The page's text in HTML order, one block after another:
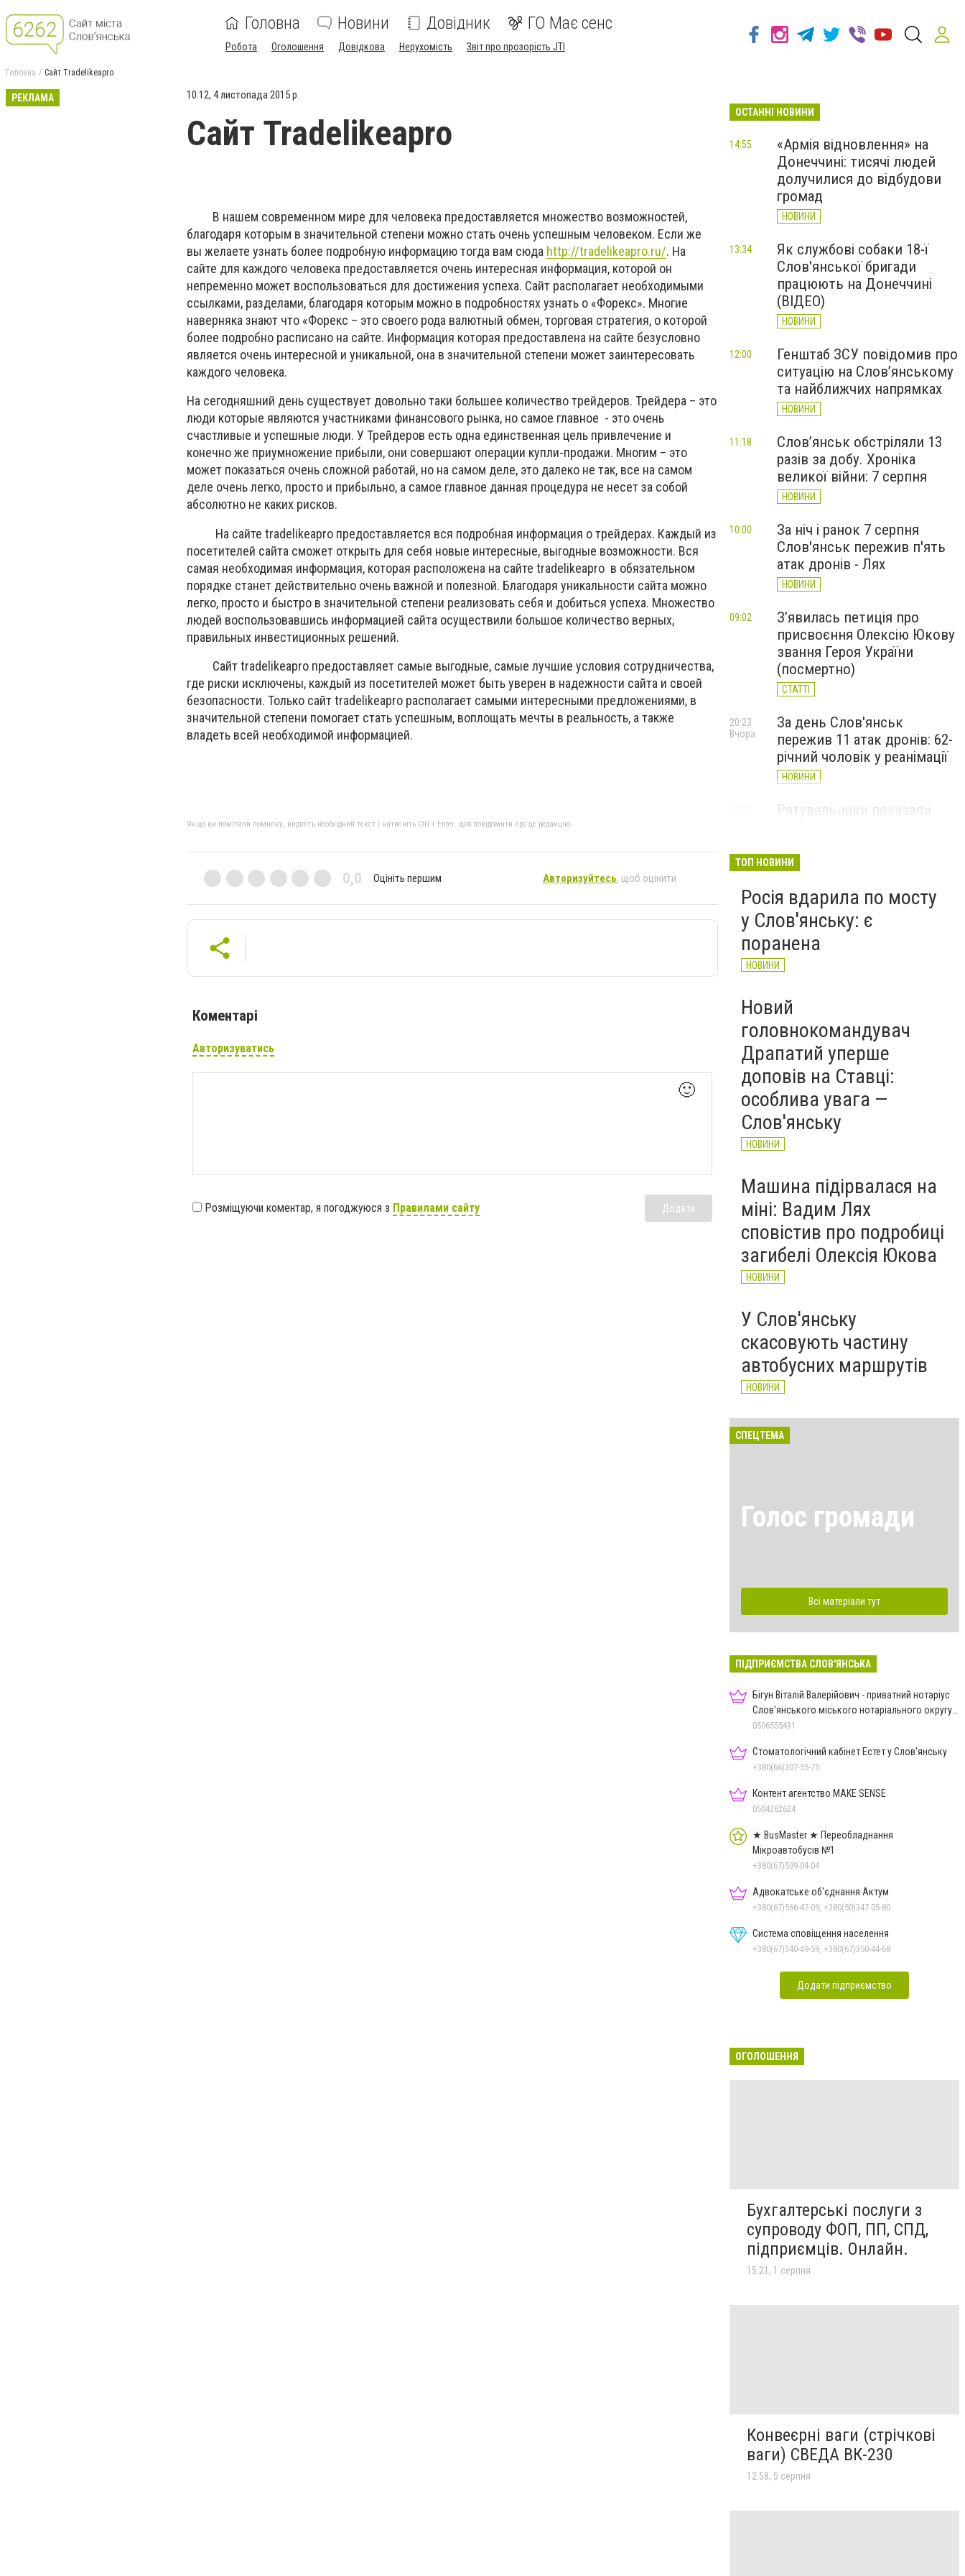
Головна Новини Довідник ГО Має сенс
Робота Оголошення Довідкова Нерухомість Звіт про прозорість JTI
Головна Сайт Tradelikeapro
РЕКЛАМА 10:12, 4 листопада 2015 р.
Сайт Tradelikeapro
В нашем современном мире для человека предоставляется множество возможностей,
благодаря которым в значительной степени можно стать очень успешным человеком. Если же
вы желаете узнать более подробную информацию тогда вам сюда http://tradelikeapro.ru/. На
сайте для каждого человека предоставляется очень интересная информация, которой он
непременно может воспользоваться для достижения успеха. Сайт располагает необходимыми
ссылками, разделами, благодаря которым можно в подробностях узнать о «Форекс». Многие
наверняка знают что «Форекс – это своего рода валютный обмен, торговая стратегия, о которой
более подробно расписано на сайте. Информация которая предоставлена на сайте безусловно
является очень интересной и уникальной, она в значительной степени может заинтересовать
каждого человека.
На сегодняшний день существует довольно таки большее количество трейдеров. Трейдера – это
люди которые являются участниками финансового рынка, но самое главное - это очень
счастливые и успешные люди. У Трейдеров есть одна единственная цель привлечение и
конечно же приумножение прибыли, они совершают операции купли-продажи. Многим – это
может показаться очень сложной работай, но на самом деле, это далеко не так, все на самом
деле очень легко, просто и прибыльно, а самое главное данная процедура не несет за собой
абсолютно не каких рисков.
На сайте tradelikeapro предоставляется вся подробная информация о трейдерах. Каждый из
посетителей сайта сможет открыть для себя новые интересные, выгодные возможности. Вся
самая необходимая информация, которая расположена на сайте tradelikeapro в обязательном
порядке станет действительно очень важной и полезной. Благодаря уникальности сайта можно
легко, просто и быстро в значительной степени реализовать себя и добиться успеха. Множество
людей воспользовавшись информацией сайта осуществили большое количество верных,
правильных инвестиционных решений.
Сайт tradelikeapro предоставляет самые выгодные, самые лучшие условия сотрудничества,
где риски исключены, каждый из посетителей может быть уверен в надежности сайта и своей
безопасности. Только сайт tradelikeapro располагает самыми интересными предложениями, в
значительной степени помогает стать успешным, воплощать мечты в реальность, а также
владеть всей необходимой информацией.
Якщо ви помітили помилку, виділіть необхідний текст і натисніть Ctrl + Enter, щоб повідомити про це редакцію
0,0 Оцініть першим Авторизуйтесь, щоб оцінити
Коментарі
Авторизуватись
🙂
Розміщуючи коментар, я погоджуюся з Правилами сайту Додати
ОСТАННІ НОВИНИ
«Армія відновлення» на
Донеччині: тисячі людей
долучилися до відбудови
громад
НОВИНИ
14:55
Як службові собаки 18-ї
Слов'янської бригади
працюють на Донеччині
(ВІДЕО)
НОВИНИ
13:34
Генштаб ЗСУ повідомив про
ситуацію на Слов’янському
та найближчих напрямках
НОВИНИ
12:00
Слов’янськ обстріляли 13
разів за добу. Хроніка
великої війни: 7 серпня
НОВИНИ
11:18
За ніч і ранок 7 серпня
Слов'янськ пережив п'ять
атак дронів - Лях
НОВИНИ
10:00
З’явилась петиція про
присвоєння Олексію Юкову
звання Героя України
(посмертно)
СТАТТІ
09:02
За день Слов'янськ
пережив 11 атак дронів: 62-
річний чоловік у реанімації
НОВИНИ
20:23
Вчора
Рятувальники показали
НОВИНИ
ТОП НОВИНИ
Росія вдарила по мосту
у Слов'янську: є
поранена
НОВИНИ
Новий
головнокомандувач
Драпатий уперше
доповів на Ставці:
особлива увага —
Слов'янську
НОВИНИ
Машина підірвалася на
міні: Вадим Лях
сповістив про подробиці
загибелі Олексія Юкова
НОВИНИ
У Слов'янську
скасовують частину
автобусних маршрутів
НОВИНИ
СПЕЦТЕМА
Голос громади
Всі матеріали тут
ПІДПРИЄМСТВА СЛОВ'ЯНСЬКА
Бігун Віталій Валерійович - приватний нотаріус
Слов'янського міського нотаріального округу
Дон.обл.
0506555431
Стоматологічний кабінет Естет у Слов'янську
+380(66)307-55-75
Контент агентство MAKE SENSE
0504262624
★ BusMaster ★ Переобладнання
Мікроавтобусів №1
+380(67)599-04-04
Адвокатське об'єднання Актум
+380(67)566-47-09, +380(50)347-05-80
Система сповіщення населення
+380(67)340-49-59, +380(67)350-44-68
Додати підприємство
ОГОЛОШЕННЯ
Бухгалтерські послуги з
супроводу ФОП, ПП, СПД,
підприємців. Онлайн.
15:21, 1 серпня
Конвеєрні ваги (стрічкові
ваги) СВЕДА ВК-230
12:58, 5 серпня